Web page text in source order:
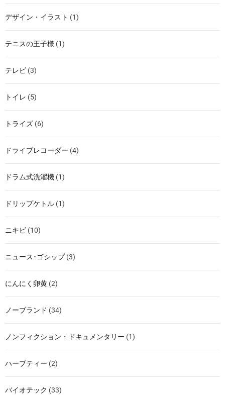
デザイン・イラスト (1)
テニスの王子様 (1)
テレビ (3)
トイレ (5)
トライズ (6)
ドライブレコーダー (4)
ドラム式洗濯機 (1)
ドリップケトル (1)
ニキビ (10)
ニュース･ゴシップ(3)
にんにく卵黄 (2)
ノーブランド (34)
ノンフィクション・ドキュメンタリー (1)
ハーブティー (2)
バイオテック (33)